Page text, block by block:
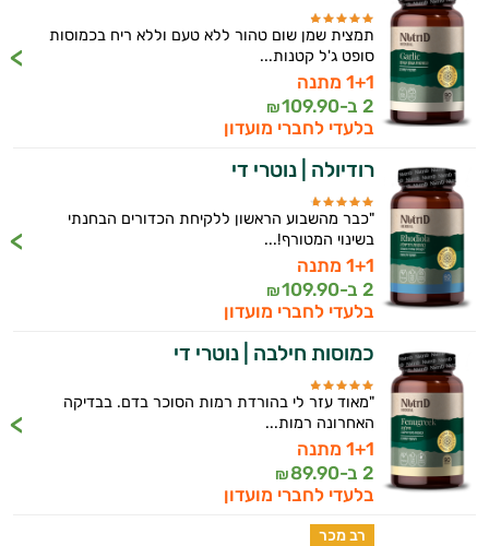
תמצית שמן שום טהור ללא טעם וללא ריח בכמוסות
סופט ג'ל קטנות...
1+1 מתנה
2 ב-
109.90
₪
בלעדי לחברי מועדון
רודיולה | נוטרי די
"כבר מהשבוע הראשון ללקיחת הכדורים הבחנתי
בשינוי המטורף!...
1+1 מתנה
2 ב-
109.90
₪
בלעדי לחברי מועדון
כמוסות חילבה | נוטרי די
"מאוד עזר לי בהורדת רמות הסוכר בדם. בבדיקה
האחרונה רמות...
1+1 מתנה
2 ב-
89.90
₪
בלעדי לחברי מועדון
רב מכר